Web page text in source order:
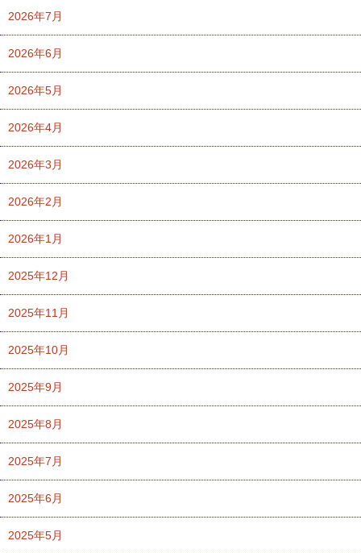
2026年7月
2026年6月
2026年5月
2026年4月
2026年3月
2026年2月
2026年1月
2025年12月
2025年11月
2025年10月
2025年9月
2025年8月
2025年7月
2025年6月
2025年5月